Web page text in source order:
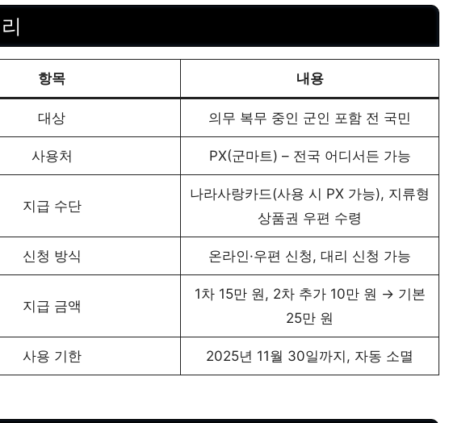
항목 내용
대상 의무 복무 중인 군인 포함 전 국민
사용처 PX(군마트) – 전국 어디서든 가능
지급 수단
나라사랑카드(사용 시 PX 가능), 지류형
상품권 우편 수령
신청 방식 온라인·우편 신청, 대리 신청 가능
지급 금액
1차 15만 원, 2차 추가 10만 원 → 기본
25만 원
사용 기한 2025년 11월 30일까지, 자동 소멸